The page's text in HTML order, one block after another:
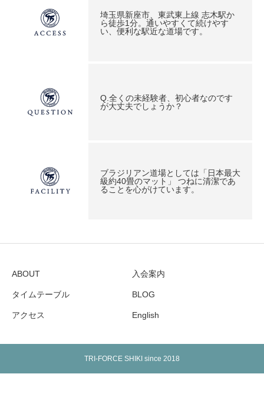
埼玉県新座市、東武東上線 志木駅か
ら徒歩1分。通いやすくて続けやす
い、便利な駅近な道場です。
Q.全くの未経験者、初心者なのです
が大丈夫でしょうか？
ブラジリアン道場としては「日本最大
級約40畳のマット」 つねに清潔であ
ることを心がけています。
ABOUT 入会案内
タイムテーブル BLOG
アクセス English
TRI-FORCE SHIKI since 2018